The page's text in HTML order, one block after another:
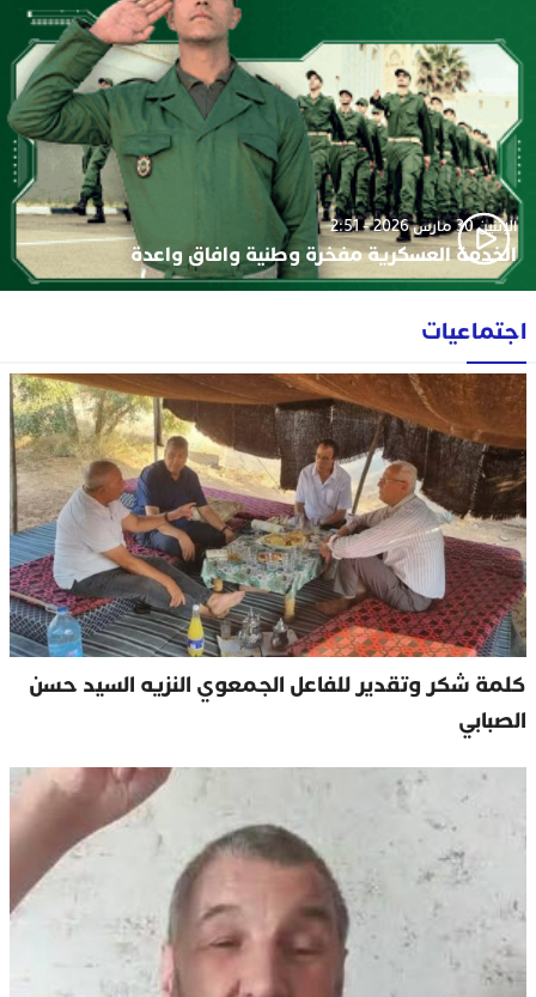
الإثنين 30 مارس 2026 - 2:51
الخدمة العسكرية مفخرة وطنية وافاق واعدة
اجتماعيات
كلمة شكر وتقدير للفاعل الجمعوي النزيه السيد حسن
الصبابي